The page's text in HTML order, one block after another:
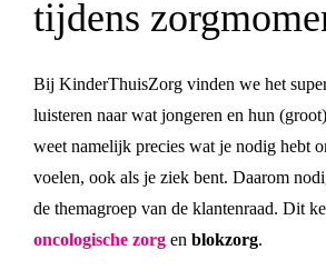
tijdens
Bij KinderThuisZorg vinden we het
luisteren naar wat jongeren en hun
weet namelijk precies wat je nodig hebt
voelen, ook als je ziek bent. Daarom
de themagroep van de klantenraad. Dit
oncologische zorg en blokzorg.